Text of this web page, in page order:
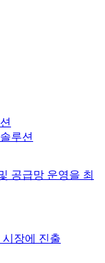
루션
공급망 운영을 최
장에 진출